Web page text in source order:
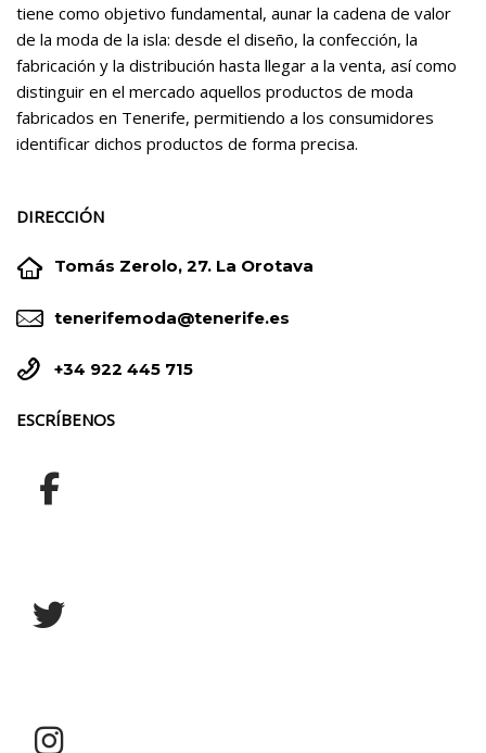
tiene como objetivo fundamental, aunar la cadena de valor
de la moda de la isla: desde el diseño, la confección, la
fabricación y la distribución hasta llegar a la venta, así como
distinguir en el mercado aquellos productos de moda
fabricados en Tenerife, permitiendo a los consumidores
identificar dichos productos de forma precisa.
DIRECCIÓN

 Tomás Zerolo, 27. La Orotava

 tenerifemoda@tenerife.es

 +34 922 445 715
ESCRÍBENOS